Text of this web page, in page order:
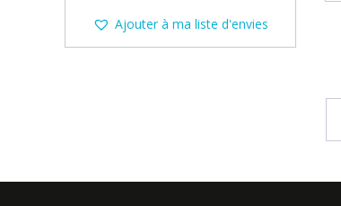
Ajouter à ma liste d'envies